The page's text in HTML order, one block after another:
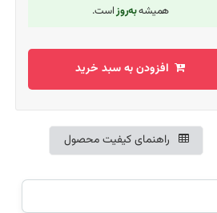
همیشهبه‌روزاست.
افزودن به سبد خرید
راهنمای کیفیت محصول